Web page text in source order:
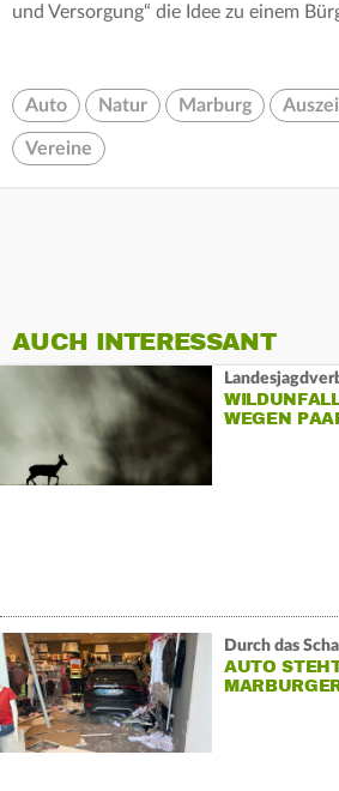
und Versorgung“ die Idee zu einem
Auto Natur Marburg
Vereine
AUCH INTERESSANT
WEGEN
Durch das
AUTO